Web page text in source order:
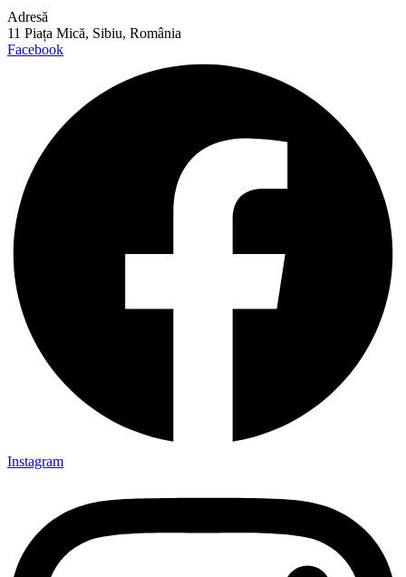
Adresă
11 Piața Mică, Sibiu, România
Facebook
Instagram